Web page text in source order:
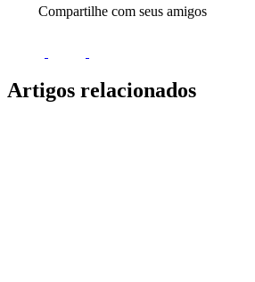
Compartilhe com seus amigos
Artigos relacionados